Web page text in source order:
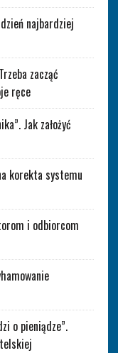
najbardziej
zacząć
ręce
Jak założyć
korekta systemu
i odbiorcom
o pieniądze”.